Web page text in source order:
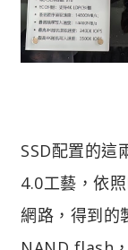
SSD配置的
4.0工藝，依
網路，得到